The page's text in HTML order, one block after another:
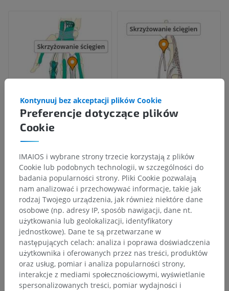
Preferencje dotyczące plików
Cookie
Kontynuuj bez akceptacji plików Cookie
IMAIOS i wybrane strony trzecie korzystają z plików
Cookie lub podobnych technologii, w szczególności do
badania popularności strony. Pliki Cookie pozwalają
nam analizować i przechowywać informacje, takie jak
rodzaj Twojego urządzenia, jak również niektóre dane
osobowe (np. adresy IP, sposób nawigacji, dane nt.
użytkowania lub geolokalizacji, identyfikatory
jednostkowe). Dane te są przetwarzane w
następujących celach: analiza i poprawa doświadczenia
użytkownika i oferowanych przez nas treści, produktów
oraz usług, pomiar i analiza popularności strony,
interakcje z mediami społecznościowymi, wyświetlanie
spersonalizowanych treści, pomiar wydajności i